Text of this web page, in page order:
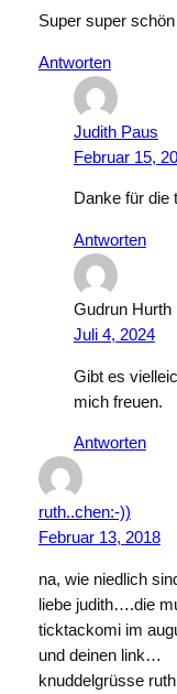
Super super
Antworten
Judith Paus
Februar 15,
Danke für die
Antworten
Gudrun Hurth
Juli 4, 2024
Gibt es
mich freuen.
Antworten
ruth..chen:-))
Februar 13, 2018
na, wie niedlich
liebe judith….die
ticktackomi im
und deinen link…
knuddelgrüsse